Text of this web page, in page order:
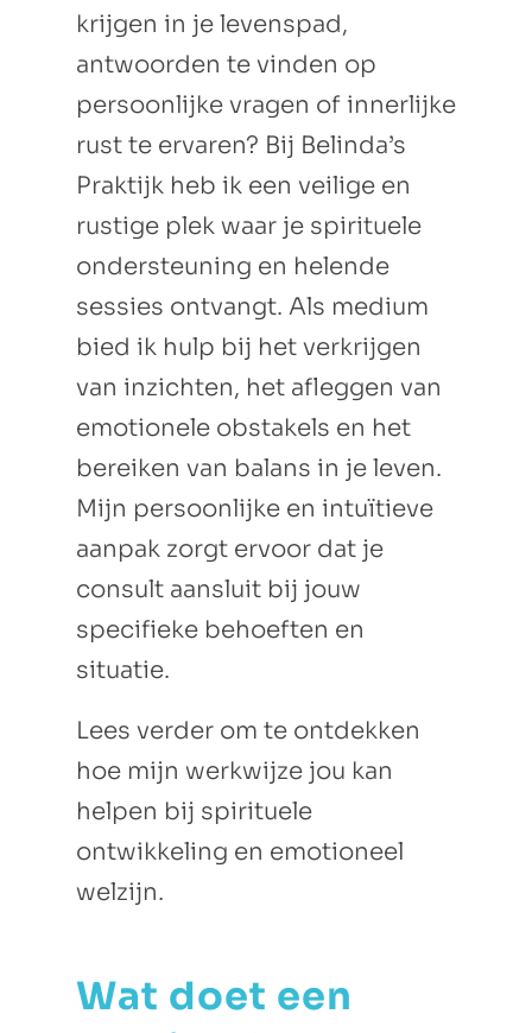
krijgen in je levenspad,
antwoorden te vinden op
persoonlijke vragen of innerlijke
rust te ervaren? Bij Belinda’s
Praktijk heb ik een veilige en
rustige plek waar je spirituele
ondersteuning en helende
sessies ontvangt. Als medium
bied ik hulp bij het verkrijgen
van inzichten, het afleggen van
emotionele obstakels en het
bereiken van balans in je leven.
Mijn persoonlijke en intuïtieve
aanpak zorgt ervoor dat je
consult aansluit bij jouw
specifieke behoeften en
situatie.
Lees verder om te ontdekken
hoe mijn werkwijze jou kan
helpen bij spirituele
ontwikkeling en emotioneel
welzijn.
Wat doet een